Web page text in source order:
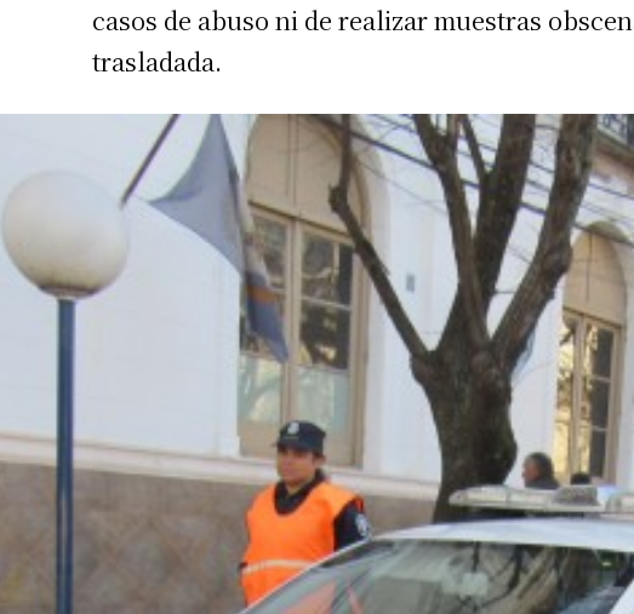
casos de abuso ni de realizar muestras
trasladada.